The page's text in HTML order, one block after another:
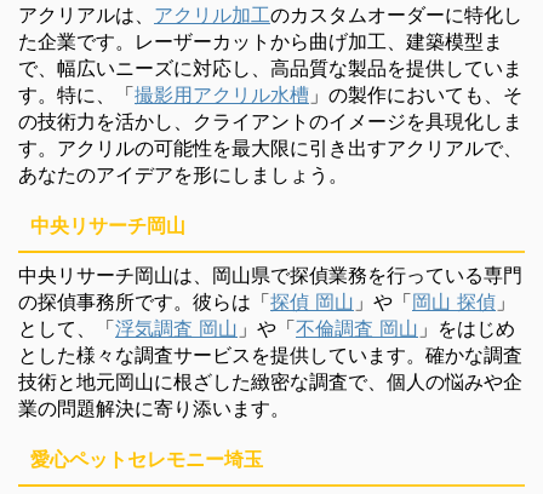
アクリアルは、 アクリル加工のカスタムオーダーに特化し
た企業です。レーザーカットから曲げ加工、建築模型ま
で、幅広いニーズに対応し、高品質な製品を提供していま
す。特に、「撮影用アクリル水槽 」の製作においても、そ
の技術力を活かし、クライアントのイメージを具現化しま
す。アクリルの可能性を最大限に引き出すアクリアルで、
あなたのアイデアを形にしましょう。
中央リサーチ岡山
中央リサーチ岡山は、岡山県で探偵業務を行っている専門
の探偵事務所です。彼らは「探偵 岡山 」や「岡山 探偵 」
として、「浮気調査 岡山 」や「不倫調査 岡山 」をはじめ
とした様々な調査サービスを提供しています。確かな調査
技術と地元岡山に根ざした緻密な調査で、個人の悩みや企
業の問題解決に寄り添います。
愛心ペットセレモニー埼玉